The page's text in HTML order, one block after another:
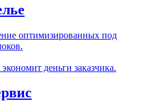
оптимизированных под
деньги заказчика.